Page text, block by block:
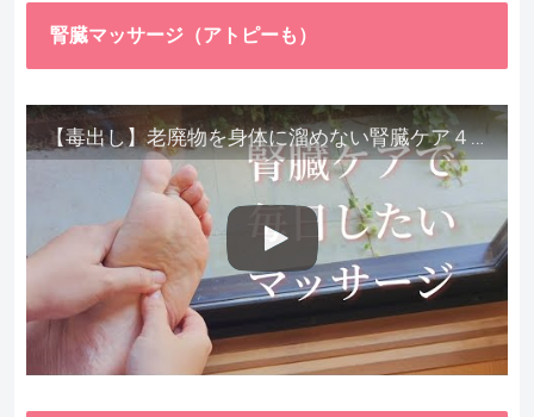
腎臓マッサージ（アトピーも）
【毒出し】老廃物を身体に溜めない腎臓ケア４種をご紹介します。